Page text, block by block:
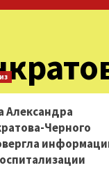
Александра
Черного